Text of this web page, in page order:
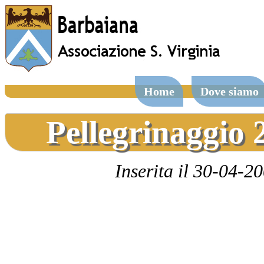
Home Dove siamo
Pellegrinaggio
Inserita il 30-04-